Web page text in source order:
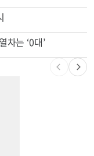
차는 ‘0대’